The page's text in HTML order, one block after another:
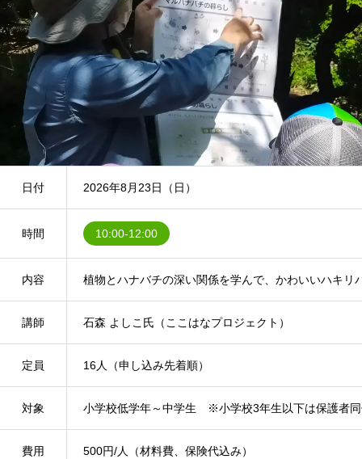
日付 2026年8月23日（日）
時間 10:00-12:00
内容 植物とハナバチの深い関係を学んで、かわいいハキ
講師 石森 よしこ氏（ここはなプロジェクト）
定員 16人（申し込み先着順）
対象 小学校低学年～中学生 ※小学校3年生以下は保護者
費用 500円/人（材料費、保険代込み）